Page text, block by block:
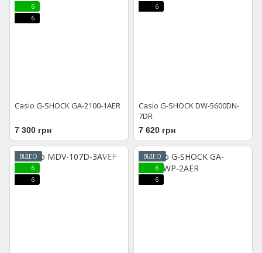
6
6
Casio G-SHOCK GA-2100-1AER
7 300 грн
6
Casio G-SHOCK DW-5600DN-
7DR
7 620 грн
ВІДЕО
6
6
ВІДЕО
6
6